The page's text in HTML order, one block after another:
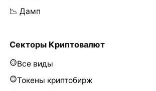
📉 Дамп
Секторы Криптовалют
Все виды
Токены криптобирж